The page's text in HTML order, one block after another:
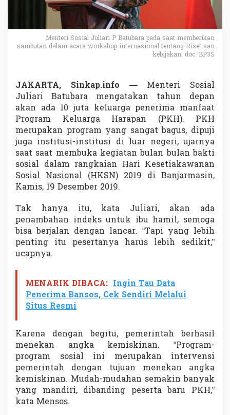
J
u
t
a
P
e
i
m
a
P
K
H
T
a
h
u
n
p
a
n
Menteri Sosial Juliari P Batubara pada saat memberikan
sambutan dalam acara workshop internasional tentang Riset san
kebijakan. doc. BP3S
JAKARTA, Sinkap.info — Menteri Sosial
Juliari Batubara mengatakan tahun depan
akan ada 10 juta keluarga penerima manfaat
Program Keluarga Harapan (PKH). PKH
merupakan program yang sangat bagus, dipuji
juga institusi-institusi di luar negeri, ujarnya
saat saat membuka kegiatan bulan bulan bakti
sosial dalam rangkaian Hari Kesetiakawanan
Sosial Nasional (HKSN) 2019 di Banjarmasin,
Kamis, 19 Desember 2019.
Tak hanya itu, kata Juliari, akan ada
penambahan indeks untuk ibu hamil, semoga
bisa berjalan dengan lancar. “Tapi yang lebih
penting itu pesertanya harus lebih sedikit,”
ucapnya.
MENARIK DIBACA: Ingin Tau Data
Penerima Bansos, Cek Sendiri Melalui
Situs Resmi
Karena dengan begitu, pemerintah berhasil
menekan angka kemiskinan. “Program-
program sosial ini merupakan intervensi
pemerintah dengan tujuan menekan angka
kemiskinan. Mudah-mudahan semakin banyak
yang mandiri, dibanding peserta baru PKH,”
kata Mensos.